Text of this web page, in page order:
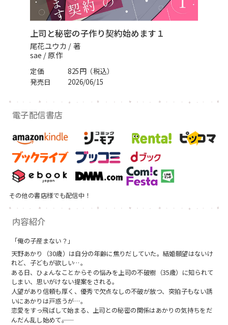
フェアリーキス
Miacomics
G-Lish LiKo
ライトノベル
全作品ジャンル一覧へ
募集情報
PurComics募集情報
書店様向け試し読み・POPダウンロード
ご感想・お問合わせ
上司と秘密の子作り契約始めます１
尾花ユウカ / 著
sae / 原作
定価
825円（税込）
発売日
2026/06/15
電子配信書店
その他の書店様でも配信中！
内容紹介
「俺の子産まない？」
天野あかり（30歳）は自分の年齢に焦りだしていた。結婚願望はないけ
れど、子どもが欲しい…。
ある日、ひょんなことからその悩みを上司の不破樹（35歳）に知られて
しまい、思いがけない提案をされる。
人望があり信頼も厚く、優秀で欠点なしの不破が放つ、突拍子もない誘
いにあかりは戸惑うが…。
恋愛をすっ飛ばして始まる、上司との秘密の関係はあかりの気持ちをだ
んだん乱し始めて――。